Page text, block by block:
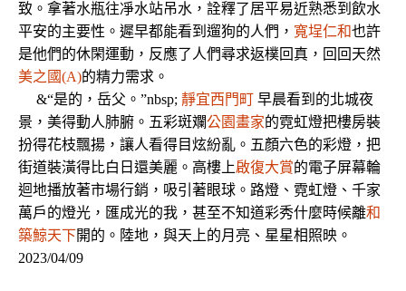
致。拿著水瓶往凈水站吊水，詮釋了居平易近熟悉到飲水
平安的主要性。遲早都能看到遛狗的人們， 寬埕仁和也許
是他們的休閑運動，反應了人們尋求返樸回真，回回天然
美之國(A)的精力需求。
&“是的，岳父。”nbsp; 靜宜西門町 早晨看到的北城夜
景，美得動人肺腑。五彩斑斕公園畫家的霓虹燈把樓房裝
扮得花枝飄揚，讓人看得目炫紛亂。五顏六色的彩燈，把
街道裝潢得比白日還美麗。高樓上啟復大賞的電子屏幕輪
迴地播放著市場行銷，吸引著眼球。路燈、霓虹燈、千家
萬戶的燈光，匯成光的我，甚至不知道彩秀什麼時候離和
築鯨天下開的。陸地，與天上的月亮、星星相照映。
2023/04/09